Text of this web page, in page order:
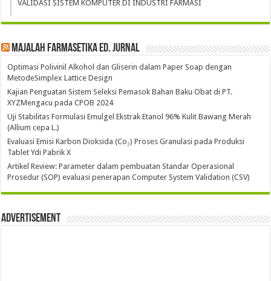
VALIDASI SISTEM KOMPUTER DI INDUSTRI FARMASI
Majalah Farmasetika Ed. Jurnal
Optimasi Polivinil Alkohol dan Gliserin dalam Paper Soap dengan
MetodeSimplex Lattice Design
Kajian Penguatan Sistem Seleksi Pemasok Bahan Baku Obat di PT.
XYZMengacu pada CPOB 2024
Uji Stabilitas Formulasi Emulgel Ekstrak Etanol 96% Kulit Bawang Merah
(Allium cepa L.)
Evaluasi Emisi Karbon Dioksida (Co₂) Proses Granulasi pada Produksi
Tablet Ydi Pabrik X
Artikel Review: Parameter dalam pembuatan Standar Operasional
Prosedur (SOP) evaluasi penerapan Computer System Validation (CSV)
Advertisement